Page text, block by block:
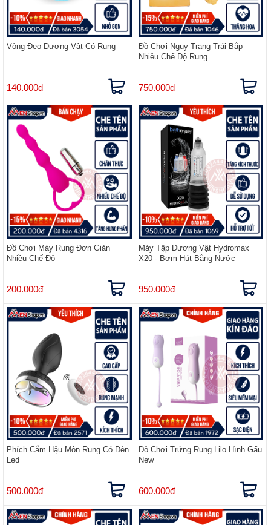
Vòng Đeo Dương Vật Có Rung
140.000đ
Đồ Chơi Ngụy Trang Trái Bắp
Nhiều Chế Độ Rung
750.000đ
Đồ Chơi Máy Rung Đơn Giản
Nhiều Chế Độ
200.000đ
Máy Tập Dương Vật Hydromax
X20 - Bơm Hút Bằng Nước
950.000đ
Phích Cắm Hậu Môn Rung Có Đèn
Led
500.000đ
Đồ Chơi Trứng Rung Lilo Hình Gấu
New
600.000đ